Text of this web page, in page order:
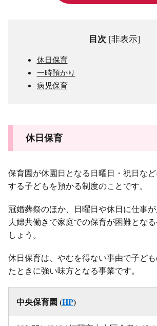
目次 [非表示]
休日保育
一時預かり
病児保育
休日保育
保育園が休園日となる日曜日・祝日な
する子どもを預かる制度のことです。
冠婚葬祭のほか、日曜日や休日に仕事が
夫婦共働きで家庭での保育が困難とな
しょう。
休日保育は、やむを得ない事由で子ど
たときに強い味方となる事業です。
中央保育園 (HP)